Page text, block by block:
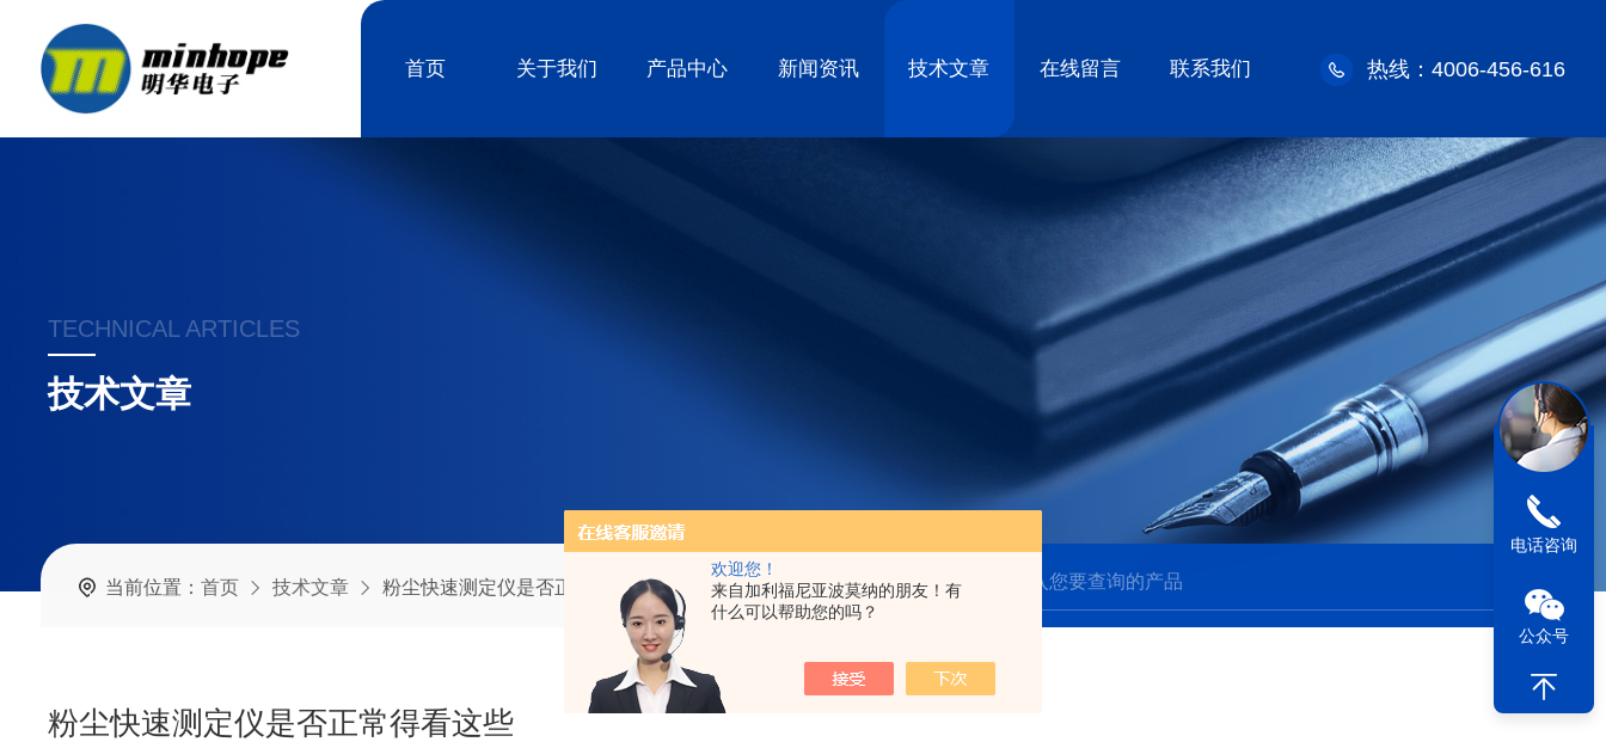
欢迎您！
来自加利福尼亚波莫纳的朋友！有
什么可以帮助您的吗？
首页 关于我们 产品中心 新闻资讯 技术文章 在线留言 联系我们 热线：4006-456-616
TECHNICAL ARTICLES
技术文章
当前位置： 首页 技术文章 粉尘快速测定仪是否正常得看这些
粉尘快速测定仪是否正常得看这些
电话咨询
公众号